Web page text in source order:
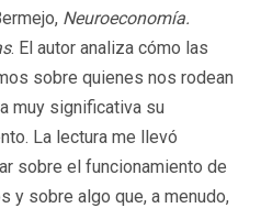
Neuroeconomía.
. El autor analiza cómo las
sobre quienes nos rodean
muy significativa su
La lectura me llevó
sobre el funcionamiento de
y sobre algo que, a menudo,